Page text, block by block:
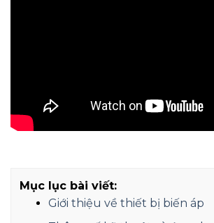
Mục lục bài viết:
Giới thiệu về thiết bị biến áp